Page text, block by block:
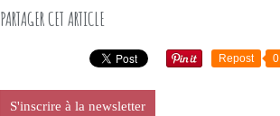
PARTAGER CET ARTICLE
Repost 0
S'inscrire à la newsletter